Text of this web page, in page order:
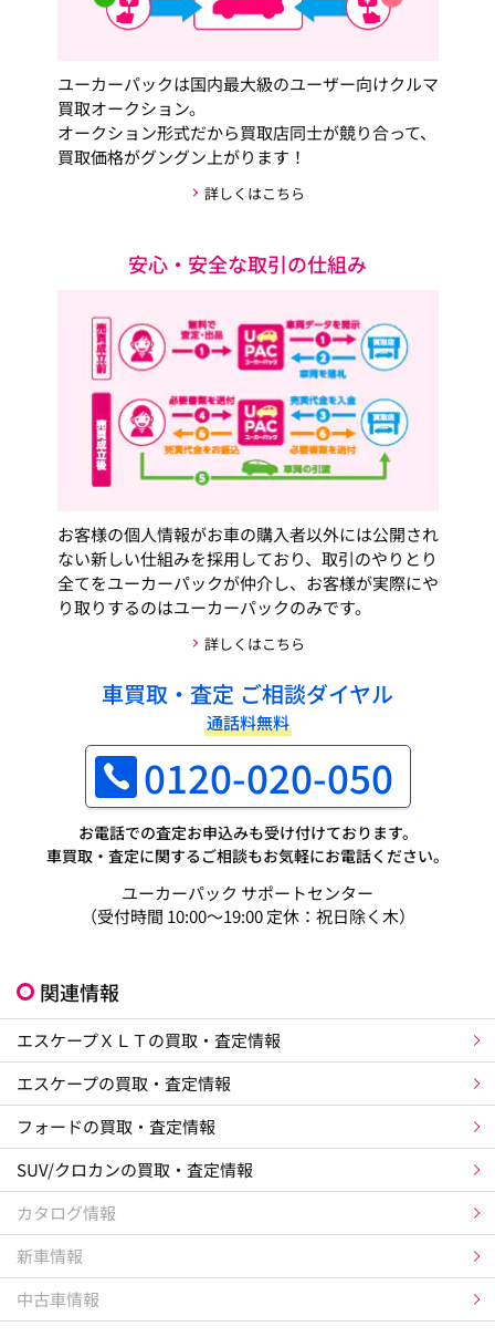
ユーカーパックは国内最大級のユーザー向けクルマ
買取オークション。
オークション形式だから買取店同士が競り合って、
買取価格がグングン上がります！
詳しくはこちら
安心・安全な取引の仕組み
お客様の個人情報がお車の購入者以外には公開され
ない新しい仕組みを採用しており、取引のやりとり
全てをユーカーパックが仲介し、お客様が実際にや
り取りするのはユーカーパックのみです。
詳しくはこちら
車買取・査定 ご相談ダイヤル
通話料無料
0120-020-050
お電話での査定お申込みも受け付けております。
車買取・査定に関するご相談もお気軽にお電話ください。
ユーカーパック サポートセンター
（受付時間 10:00～19:00 定休：祝日除く木）
関連情報
エスケープＸＬＴの買取・査定情報
エスケープの買取・査定情報
フォードの買取・査定情報
SUV/クロカンの買取・査定情報
カタログ情報
新車情報
中古車情報